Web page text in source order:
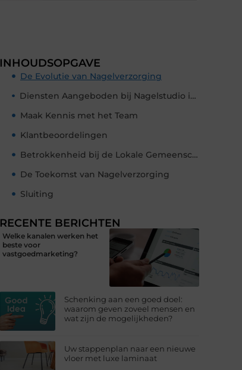
INHOUDSOPGAVE
De Evolutie van Nagelverzorging
Diensten Aangeboden bij Nagelstudio in Barendrecht
Maak Kennis met het Team
Klantbeoordelingen
Betrokkenheid bij de Lokale Gemeenschap
De Toekomst van Nagelverzorging
Sluiting
RECENTE BERICHTEN
Welke kanalen werken het
beste voor
vastgoedmarketing?
Schenking aan een goed doel:
waarom geven zoveel mensen en
wat zijn de mogelijkheden?
Uw stappenplan naar een nieuwe
vloer met luxe laminaat